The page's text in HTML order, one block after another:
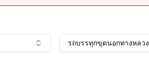
รถบรรทุกขุดนอกทางหลวง